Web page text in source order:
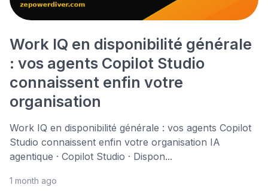
Work IQ en disponibilité générale
: vos agents Copilot Studio
connaissent enfin votre
organisation
Work IQ en disponibilité générale : vos agents Copilot
Studio connaissent enfin votre organisation IA
agentique · Copilot Studio · Dispon...
1 month ago